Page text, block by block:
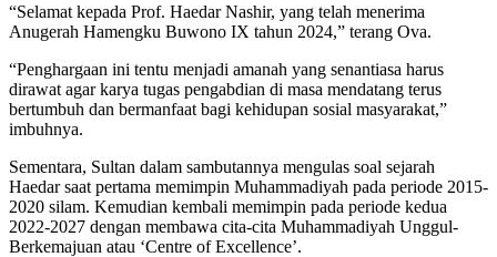
“Selamat kepada Prof. Haedar Nashir, yang telah menerima
Anugerah Hamengku Buwono IX tahun 2024,” terang Ova.
“Penghargaan ini tentu menjadi amanah yang senantiasa harus
dirawat agar karya tugas pengabdian di masa mendatang terus
bertumbuh dan bermanfaat bagi kehidupan sosial masyarakat,”
imbuhnya.
Sementara, Sultan dalam sambutannya mengulas soal sejarah
Haedar saat pertama memimpin Muhammadiyah pada periode 2015-
2020 silam. Kemudian kembali memimpin pada periode kedua
2022-2027 dengan membawa cita-cita Muhammadiyah Unggul-
Berkemajuan atau ‘Centre of Excellence’.